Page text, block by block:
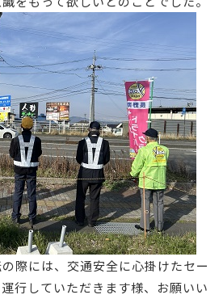
際には、交通安全に心掛けたセー
行していただきます様、お願いい